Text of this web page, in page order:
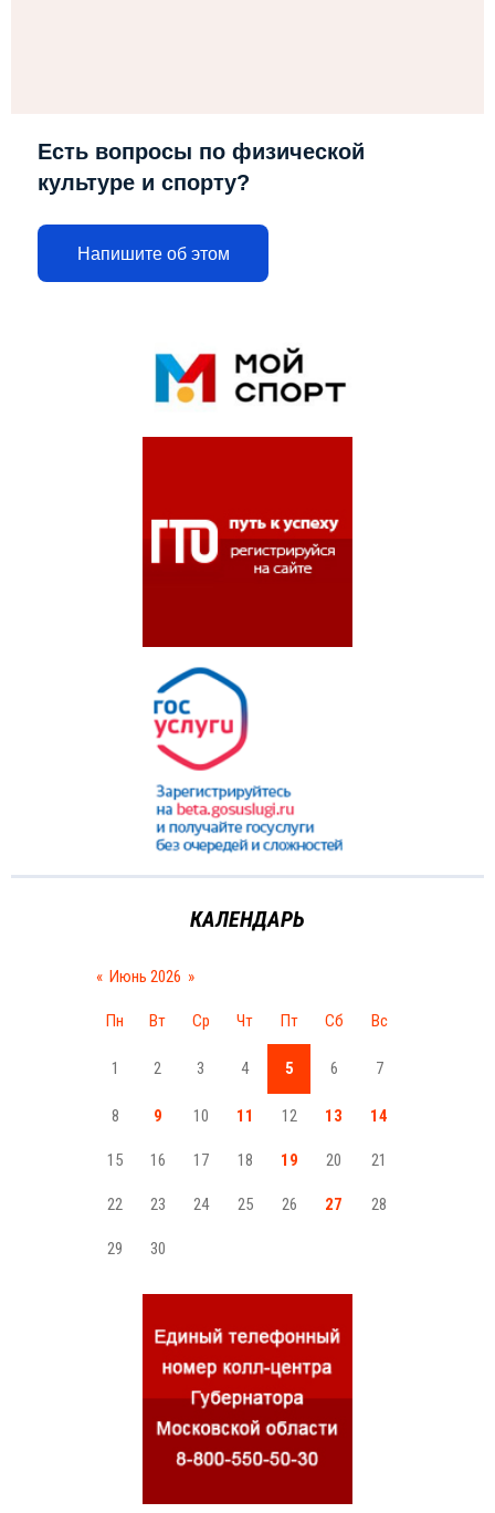
Есть вопросы по физической
культуре и спорту?
Напишите об этом
КАЛЕНДАРЬ
« Июнь 2026 »
Пн Вт Ср Чт Пт Сб Вс
1 2 3 4 5 6 7
8 9 10 11 12 13 14
15 16 17 18 19 20 21
22 23 24 25 26 27 28
29 30